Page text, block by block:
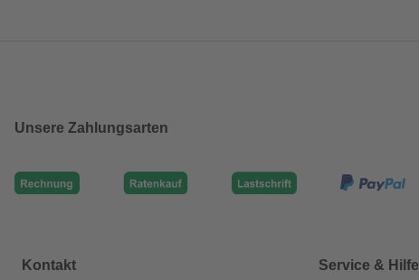
Unsere Zahlungsarten
Kontakt Service & Hilfe